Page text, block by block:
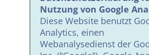
Nutzung von Google
Diese Website benutzt
Analytics, einen
Webanalysedienst der